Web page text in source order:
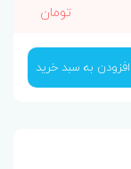
تومان
افزودن به سبد خرید